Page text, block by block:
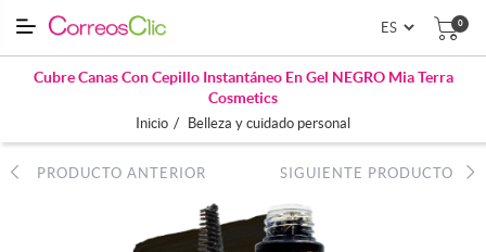
0
Cubre Canas Con Cepillo Instantáneo En Gel NEGRO Mia Terra
Cosmetics
Inicio / Belleza y cuidado personal
PRODUCTO ANTERIOR SIGUIENTE PRODUCTO